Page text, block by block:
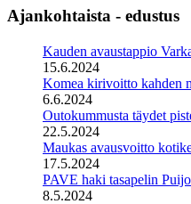
Ajankohtaista - edustus
Kauden avaustappio
15.6.2024
Komea kirivoitto kahden
6.6.2024
Outokummusta täydet
22.5.2024
Maukas avausvoitto
17.5.2024
PAVE haki tasapelin
8.5.2024